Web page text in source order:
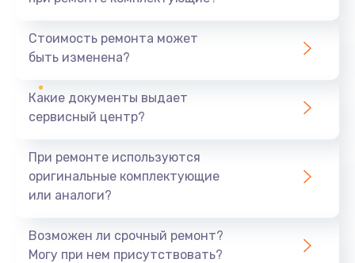
1440 руб.
Ремонт южного моста
Замена батарейки BIOS
Заказать
Стоимость ремонта может
быть изменена?
Какие документы выдает
сервисный центр?
При ремонте используются
оригинальные комплектующие
или аналоги?
Возможен ли срочный ремонт?
Могу при нем присутствовать?